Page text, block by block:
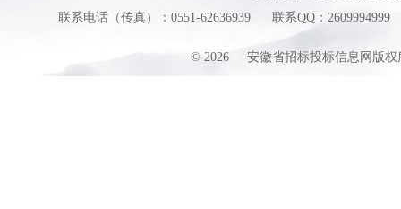
联系电话（传真）：0551-62636939
联系QQ：2609994999
© 2026 安徽省招标投标信息网版